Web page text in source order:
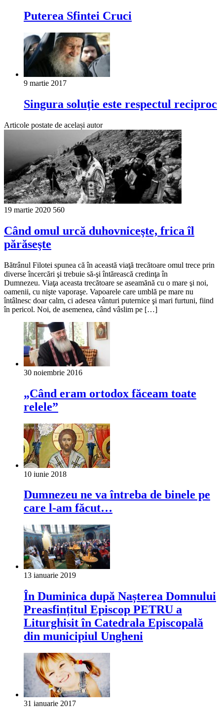
Puterea Sfintei Cruci
9 martie 2017
Singura soluţie este respectul reciproc
Articole postate de același autor
19 martie 2020 560
Când omul urcă duhovniceşte, frica îl
părăseşte
Bătrânul Filotei spunea că în această viaţă trecătoare omul trece prin
diverse încercări şi trebuie să-şi întărească credinţa în
Dumnezeu. Viaţa aceasta trecătoare se aseamănă cu o mare şi noi,
oamenii, cu nişte vaporaşe. Vapoarele care umblă pe mare nu
întâlnesc doar calm, ci adesea vânturi puternice şi mari furtuni, fiind
în pericol. Noi, de asemenea, când vâslim pe […]
30 noiembrie 2016
„Când eram ortodox făceam toate
relele”
10 iunie 2018
Dumnezeu ne va întreba de binele pe
care l-am făcut…
13 ianuarie 2019
În Duminica după Nașterea Domnului
Preasfințitul Episcop PETRU a
Liturghisit în Catedrala Episcopală
din municipiul Ungheni
31 ianuarie 2017